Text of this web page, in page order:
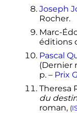
Joseph
Rocher.
Marc-
éditions
Pascal
(Dernier
p. – Prix
Theresa
du
roman, (